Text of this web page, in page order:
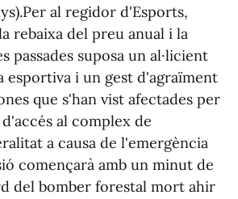
al regidor d'Esports,
rebaixa del preu anual i la
passades suposa un al·licient
esportiva i un gest d'agraïment
que s'han vist afectades per
al complex de
a causa de l'emergència
començarà amb un minut de
del bomber forestal mort ahir